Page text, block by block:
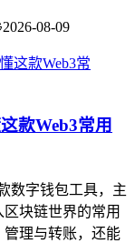
2026-08-09
款Web3常用
数字钱包工具，主
块链世界的常用
管理与转账，还能